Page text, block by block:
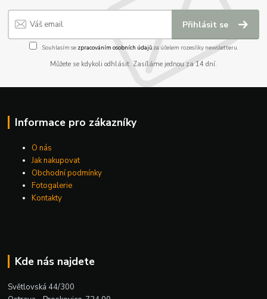
Přihlásit se
Souhlasím se zpracováním osobních údajůza účelem rozesílky newsletteru.
Můžete se kdykoli odhlásit. Zasíláme jednou za 14 dní.
Informace pro zákazníky
O nás
Jak nakupovat
Obchodní podmínky
Fotogalerie
Kontakty
Kde nás najdete
Světlovská 44/300